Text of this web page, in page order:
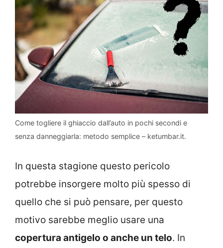
Come togliere il ghiaccio dall’auto in pochi secondi e
senza danneggiarla: metodo semplice – ketumbar.it.
In questa stagione questo pericolo
potrebbe insorgere molto più spesso di
quello che si può pensare, per questo
motivo sarebbe meglio usare una
copertura antigelo o anche un telo. In